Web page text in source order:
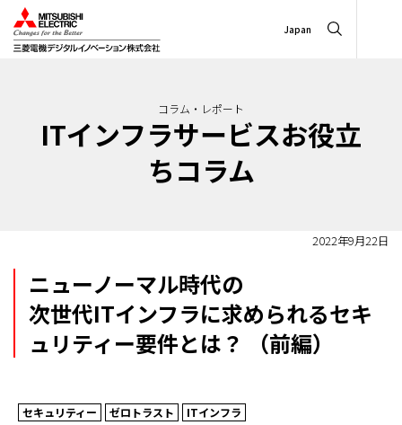
Japan
コラム・レポート
ITインフラサービスお役立
ちコラム
2022年9月22日
ニューノーマル時代の
次世代ITインフラに求められるセキ
ュリティー要件とは？ （前編）
セキュリティー ゼロトラスト ITインフラ